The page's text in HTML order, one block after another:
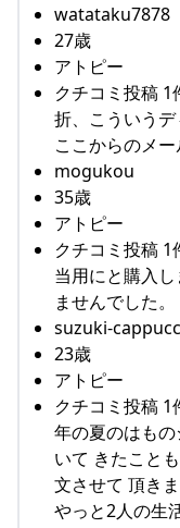
watataku7878
27歳
アトピー
クチコミ投稿
折、こういうデ
ここからのメー
mogukou
35歳
アトピー
クチコミ投稿
当用にと購入
ませんでした
suzuki-
23歳
アトピー
クチコミ投稿
年の夏のはも
いて きたこと
文させて 頂き
やっと2人の生